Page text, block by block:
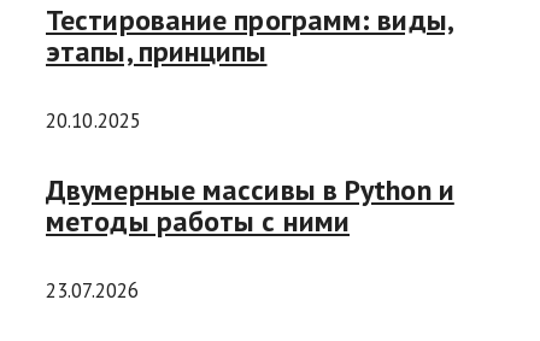
Тестирование программ: виды,
этапы, принципы
20.10.2025
Двумерные массивы в Python и
методы работы с ними
23.07.2026